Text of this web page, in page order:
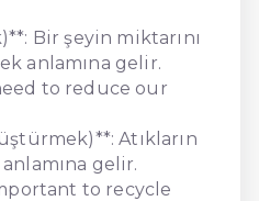
Bir şeyin miktarını
anlamına gelir.
to reduce our
Atıkların
gelir.
to recycle